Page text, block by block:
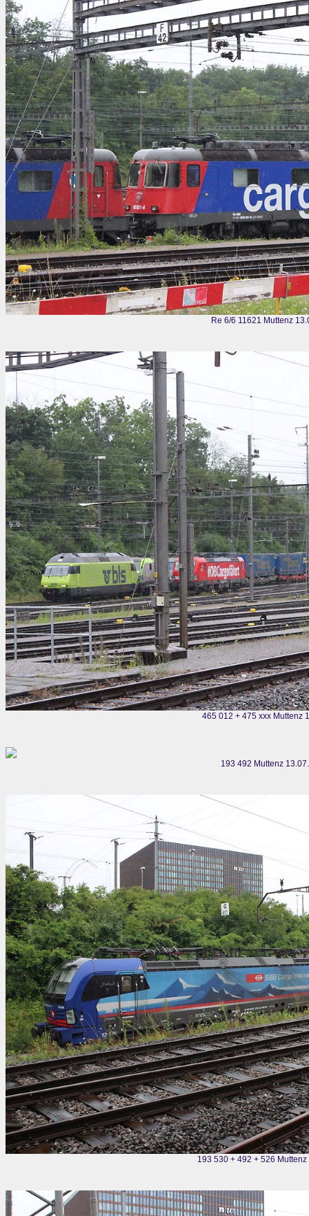
Re 6/6 11621 Muttenz
465 012 + 475 xxx Muttenz
193 492 Muttenz
193 530 + 492 + 526